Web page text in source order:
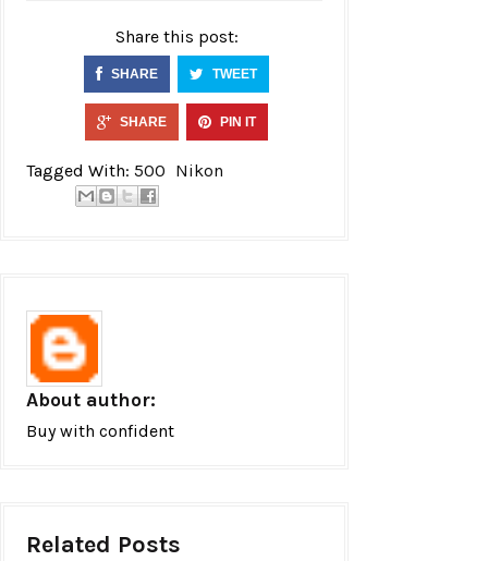
Share this post:
SHARE TWEET
SHARE PIN IT
Tagged With: 500 Nikon
About author:
Buy with confident
Related Posts